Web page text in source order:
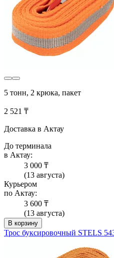
5 тонн, 2 крюка, пакет
2 521 ₸
Доставка в Актау
До терминала
в Актау:
3 000 ₸
(13 августа)
Курьером
по Актау:
3 600 ₸
(13 августа)
В корзину
Трос буксировочный STELS